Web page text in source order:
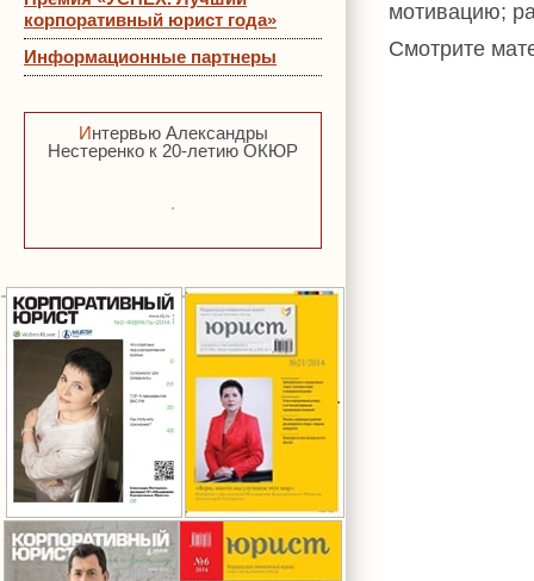
корпоративный юрист года»
Информационные партнеры
Интервью Александры
Нестеренко к 20-летию ОКЮР
мотивацию;
Смотрите